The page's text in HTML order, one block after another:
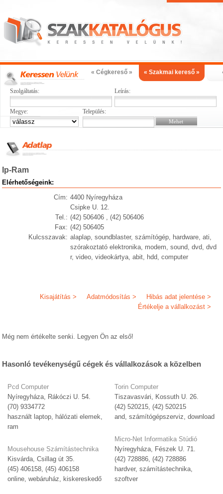
« Cégkereső » « Szakmai kereső »
Szolgáltatás: Leírás:
Megye: Település:
Ip-Ram
Elérhetőségeink:
Cím: 4400 Nyíregyháza
Csipke U. 12.
Tel.: (42) 506406 , (42) 506406
Fax: (42) 506405
Kulcsszavak: alaplap, soundblaster, számítógép, hardware, ati,
szórakoztató elektronika, modem, sound, dvd, dvd
r, video, videokártya, abit, hdd, computer
Hibás adat jelentése >
Adatmódosítás >
Kisajátítás >
Értékelje a vállalkozást >
Még nem értékelte senki. Legyen Ön az első!
Hasonló tevékenységű cégek és vállalkozások a közelben
Pcd Computer
Nyíregyháza, Rákóczi U. 54.
(70) 9334772
használt laptop, hálózati elemek,
ram
Mousehouse Számítástechnika
Kisvárda, Csillag út 35.
(45) 406158, (45) 406158
online, webáruház, kiskereskedő
Torin Computer
Tiszavasvári, Kossuth U. 26.
(42) 520215, (42) 520215
and, számítógépszerviz, download
Micro-Net Informatika Stúdió
Nyíregyháza, Fészek U. 71.
(42) 728886, (42) 728886
hardver, számítástechnika,
szoftver